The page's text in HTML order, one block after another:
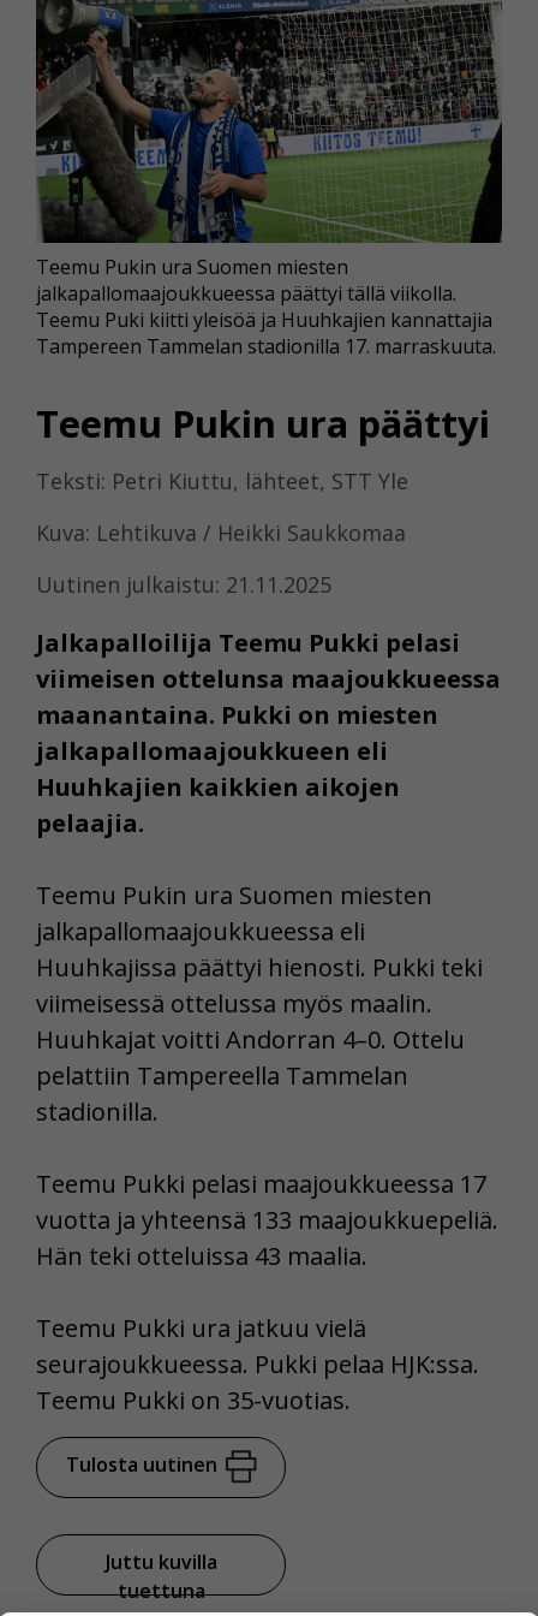
Teemu Pukin ura päättyi
Teksti: Petri Kiuttu, lähteet, STT Yle
Kuva: Lehtikuva / Heikki Saukkomaa
Uutinen julkaistu: 21.11.2025
Jalkapalloilija Teemu Pukki pelasi
viimeisen ottelunsa maajoukkueessa
maanantaina. Pukki on miesten
jalkapallomaajoukkueen eli
Huuhkajien kaikkien aikojen
pelaajia.
Teemu Pukin ura Suomen miesten
jalkapallomaajoukkueessa päättyi tällä viikolla.
Teemu Puki kiitti yleisöä ja Huuhkajien kannattajia
Tampereen Tammelan stadionilla 17. marraskuuta.
Teemu Pukin ura Suomen miesten
jalkapallomaajoukkueessa eli
Huuhkajissa päättyi hienosti. Pukki teki
viimeisessä ottelussa myös maalin.
Huuhkajat voitti Andorran 4–0. Ottelu
pelattiin Tampereella Tammelan
stadionilla.
Teemu Pukki pelasi maajoukkueessa 17
vuotta ja yhteensä 133 maajoukkuepeliä.
Hän teki otteluissa 43 maalia.
Teemu Pukki ura jatkuu vielä
seurajoukkueessa. Pukki pelaa HJK:ssa.
Teemu Pukki on 35-vuotias.
Tulosta uutinen
Juttu kuvilla
tuettuna